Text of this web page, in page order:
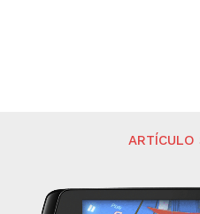
ARTÍCULO